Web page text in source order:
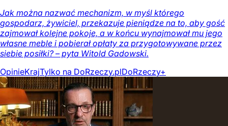
Jak można nazwać mechanizm, w myśl którego
gospodarz, żywiciel, przekazuje pieniądze na to, aby gość
zajmował kolejne pokoje, a w końcu wynajmował mu jego
własne meble i pobierał opłaty za przygotowywane przez
siebie posiłki? – pyta Witold Gadowski.
OpinieKrajTylko na DoRzeczy.plDoRzeczy+